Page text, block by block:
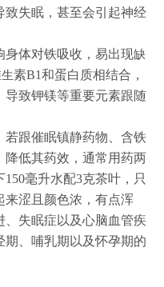
致失眠，甚至会引起神经
身体对铁吸收，易出现缺
素B1和蛋白质相结合，
导致钾镁等重要元素跟随
若跟催眠镇静药物、含铁
降低其药效，通常用药两
毫升水配3克茶叶，只
来涩且颜色浓，有点浑
、失眠症以及心脑血管疾
、哺乳期以及怀孕期的